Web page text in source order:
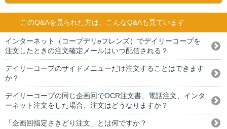
このQ&Aを見られた方は、こんなQ&Aも見ています
インターネット（コープデリeフレンズ）でデイリーコープを
注文したときの注文確定メールはいつ配信される？
デイリーコープのサイドメニューだけ注文することはできます
か？
デイリーコープの同じ企画回でOCR注文書、電話注文、インタ
ーネット注文をした場合、注文はどうなりますか？
「企画回指定さきどり注文」とは何ですか？